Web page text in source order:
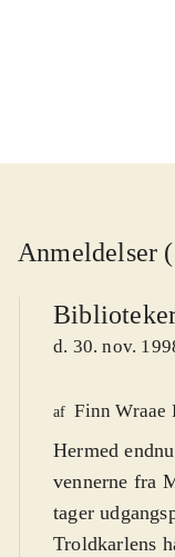
Anmeldelser
d. 30. nov.
af Finn Wraae
Hermed
vennerne fra
tager
Troldkarlens